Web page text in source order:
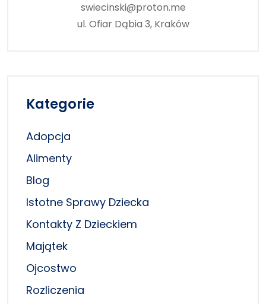
swiecinski@proton.me
ul. Ofiar Dąbia 3, Kraków
Kategorie
Adopcja
Alimenty
Blog
Istotne Sprawy Dziecka
Kontakty Z Dzieckiem
Majątek
Ojcostwo
Rozliczenia